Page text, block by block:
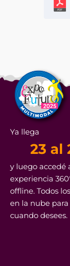
Ya llega
23 al
y luego accedé
experiencia
offline. Todos
en la nube
cuando desees.